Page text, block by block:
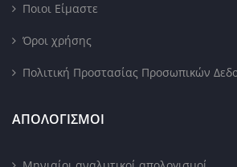
Ποιοι Είμαστε
Όροι χρήσης
Πολιτική Προστασίας Προσωπικών
ΑΠΟΛΟΓΙΣΜΟΙ